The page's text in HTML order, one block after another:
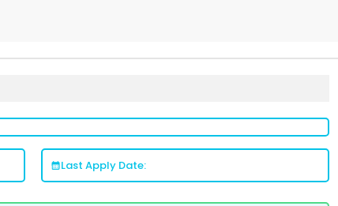
Last Apply Date: